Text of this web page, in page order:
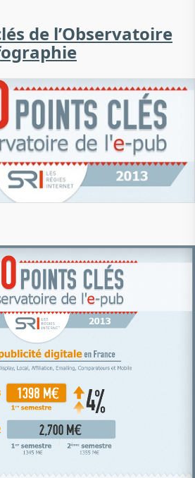
de l’Observatoire